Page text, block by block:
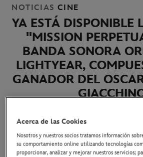
NOTICIAS CINE
YA ESTÁ DISPONIBLE
"MISSION
BANDA SONORA
LIGHTYEAR,
GANADOR DEL
7 de junio de 2022
Acerca de las Cookies
Nosotros y nuestros socios tratamos información
su comportamiento online utilizando tecnologías
proporcionar, analizar y mejorar nuestros servicios;